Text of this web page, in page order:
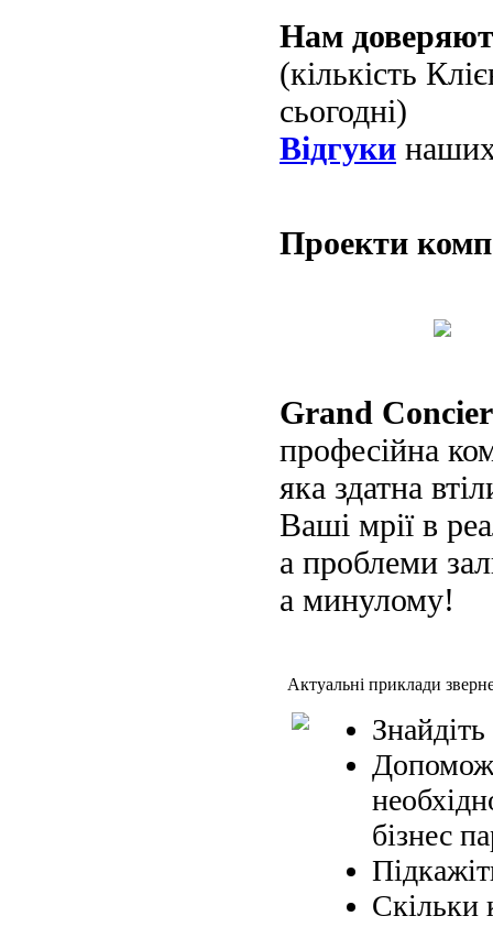
Нам
(кількість
сьогодні)
Відгуки наших
Проекти
Grand
професійна
яка здатна
Ваші мрії в
а проблеми
а минулому!
Актуальні приклади
бізнес
Скільки